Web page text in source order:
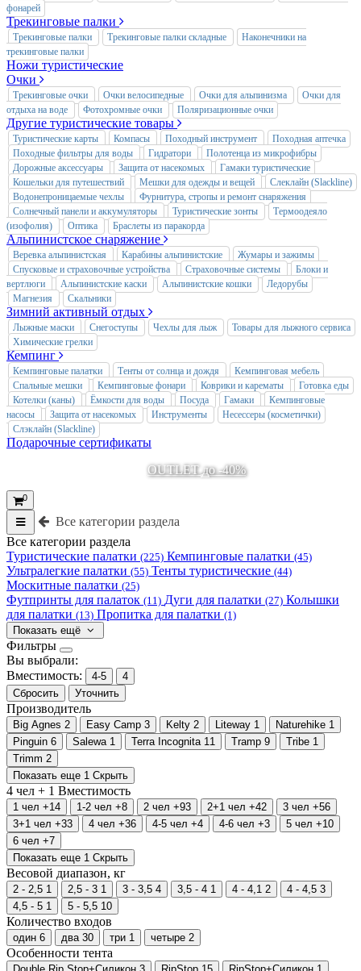
фонарей
Трекинговые палки
Трекинговые палки Трекинговые палки складные
Наконечники на
трекинговые палки
Ножи туристические
Очки
Трекинговые очки Очки велосипедные Очки для альпинизма
Очки для
отдыха на воде
Фотохромные очки Поляризационные очки
Другие туристические товары
Туристические карты Компасы Походный инструмент
Походная аптечка
Походные фильтры для воды
Гидратори
Полотенца из микрофибры
Дорожные аксессуары
Защита от насекомых
Гамаки туристические
Кошельки для путешествий
Мешки для одежды и вещей
Слеклайн (Slackline)
Водонепроницаемые чехлы
Фурнитура, стропы и ремонт снаряжения
Солнечный панели и аккумуляторы
Туристические зонты
Термоодеяло
(изофолия)
Оптика Браслеты из паракорда
Альпинистское снаряжение
Веревка альпинистская Карабины альпинистские
Жумары и зажимы
Спусковые и страховочные устройства
Страховочные системы
Блоки и
вертлюги
Альпинистские каски Альпинистские кошки
Ледорубы
Магнезия
Скальники
Зимний активный отдых
Лыжные маски Снегоступы Чехлы для лыж
Товары для лыжного сервиса
Химические грелки
Кемпинг
Кемпинговые палатки Тенты от солнца и дождя
Кемпинговая мебель
Спальные мешки
Кемпинговые фонари Коврики и карематы
Готовка еды
Котелки (каны)
Ёмкости для воды Посуда Гамаки
Кемпинговые
насосы
Защита от насекомых Инструменты
Несессеры (косметички)
Слэклайн (Slackline)
Подарочные сертификаты
OUTLET до -40%
0
Все категории раздела
Все категории раздела
Туристические палатки (225) Кемпинговые палатки (45)
Ультралегкие палатки (55) Тенты туристические (44)
Москитные палатки (25)
Футпринты для палаток (11) Дуги для палатки (27) Колышки
для палатки (13) Пропитка для палатки (1)
Показать ещё
Фильтры
Вы выбрали:
Вместимость:
4-5
4
Сбросить
Уточнить
Производитель
Big Agnes 2 Easy Camp 3 Kelty 2 Liteway 1 Naturehike 1
Pinguin 6 Salewa 1 Terra Incognita 11 Tramp 9 Tribe 1
Trimm 2
Показать еще 1 Скрыть
4 чел + 1 Вместимость
1 чел +14 1-2 чел +8 2 чел +93 2+1 чел +42 3 чел +56
3+1 чел +33 4 чел +36 4-5 чел +4 4-6 чел +3 5 чел +10
6 чел +7
Показать еще 1 Скрыть
Весовой диапазон, кг
2 - 2,5 1 2,5 - 3 1 3 - 3,5 4 3,5 - 4 1 4 - 4,1 2 4 - 4,5 3
4,5 - 5 1 5 - 5,5 10
Количество входов
один 6 два 30 три 1 четыре 2
Особенности тента